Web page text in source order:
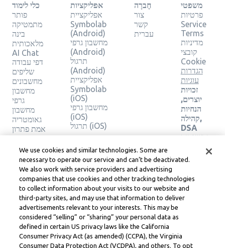
כלי לימוד
פותר
מתמטיקה
בינה
מלאכותית
AI Chat
דפי עבודה
שליפים
מחשבונים
מחשבון
גרפי
מחשבון
גאומטריה
אמת פתרון
אפליקציות
אפליקציית
Symbolab
(Android)
מחשבון גרפי
(Android)
תרגול
(Android)
אפליקציית
Symbolab
(iOS)
מחשבון גרפי
(iOS)
תרגול (iOS)
חֶברָה
צור
קשר
עברית
משפטי
פרטיות
Service
Terms
מדיניות
קובצי
Cookie
הגדרות
עוגיות
זכויות
יוצרים,
הנחיות
קהילה,
DSA
ומשאבים
משפטיים
אחרים
משפטי
Learneo
תנאי
השירות
Symbolab, a Learneo, Inc. business
We use cookies and similar technologies. Some are
necessary to operate our service and can’t be deactivated.
We also work with service providers and advertising
companies that use cookies and other tracking technologies
to collect information about your visits to our website and
third-party sites, and may use that information to deliver
advertisements relevant to your interests. This may be
considered “selling” or “sharing” your personal data as
defined in certain US privacy laws like the California
Consumer Privacy Act (as amended) (CCPA), the Virginia
Consumer Data Protection Act (VCDPA), and others. To opt